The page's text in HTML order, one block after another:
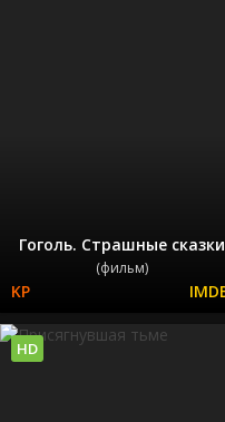
Гоголь. Страшные сказки
(фильм)
HD